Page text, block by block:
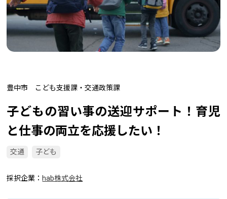
豊中市 こども支援課・交通政策課
子どもの習い事の送迎サポート！育児
と仕事の両立を応援したい！
交通 子ども
採択企業 hab株式会社